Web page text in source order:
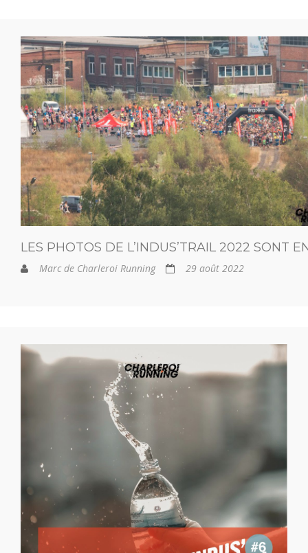
LES PHOTOS DE L’INDUS’TRAIL 2022 SONT
Marc de Charleroi Running 29 août 2022